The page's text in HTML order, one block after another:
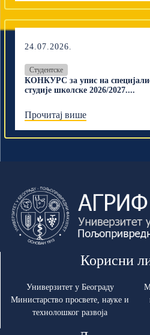
24.07.2026.
Студентске
КОНКУРС за упис на
студије школске 2026/2027....
Прочитај више
Корисни
Универзитет у Београду
Министарство просвете, науке и
технолошког развоја